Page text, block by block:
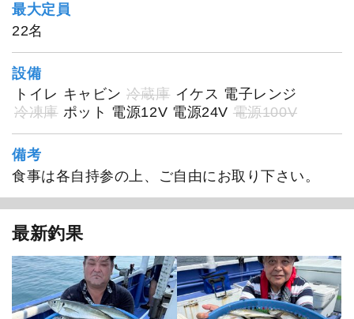
最大定員
22名
設備
トイレ キャビン 冷蔵庫 イケス 電子レンジ
冷凍庫 ポット 電源12V 電源24V 電源100V
備考
食事は各自持参の上、ご自由にお取り下さい。
最新釣果